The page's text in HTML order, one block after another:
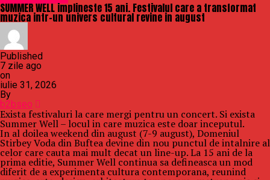
SUMMER WELL implineste 15 ani. Festivalul care a transformat
muzica intr-un univers cultural revine in august
Published
7 zile ago
on
iulie 31, 2026
By
b2bseo
Exista festivaluri la care mergi pentru un concert. Si exista
Summer Well – locul in care muzica este doar inceputul.
In al doilea weekend din august (7-9 august), Domeniul
Stirbey Voda din Buftea devine din nou punctul de intalnire al
celor care cauta mai mult decat un line-up. La 15 ani de la
prima editie, Summer Well continua sa defineasca un mod
diferit de a experimenta cultura contemporana, reunind